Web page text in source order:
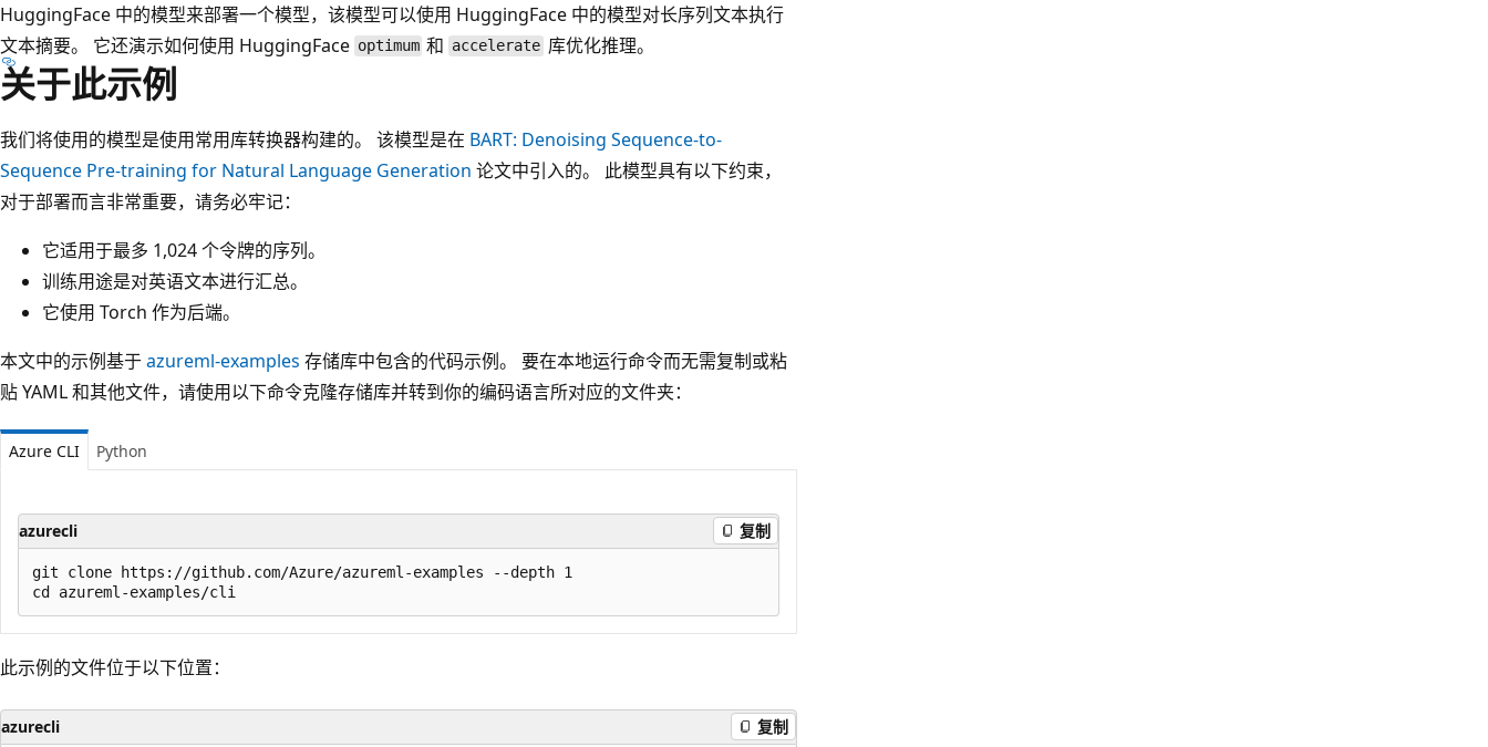
HuggingFace 中的模型来部署一个模型，该模型可以使用 HuggingFace 中的模型对长序列文本执行
文本摘要。 它还演示如何使用 HuggingFace optimum 和 accelerate 库优化推理。
关于此示例
我们将使用的模型是使用常用库转换器构建的。 该模型是在 BART: Denoising Sequence-to-
Sequence Pre-training for Natural Language Generation 论文中引入的。 此模型具有以下约束，
对于部署而言非常重要，请务必牢记：
它适用于最多 1,024 个令牌的序列。
训练用途是对英语文本进行汇总。
它使用 Torch 作为后端。
本文中的示例基于azureml-examples 存储库中包含的代码示例。 要在本地运行命令而无需复制或粘
贴 YAML 和其他文件，请使用以下命令克隆存储库并转到你的编码语言所对应的文件夹：
Azure CLI Python
azurecli 复制
git clone https://github.com/Azure/azureml-examples --depth 1
此示例的文件位于以下位置：
azurecli 复制